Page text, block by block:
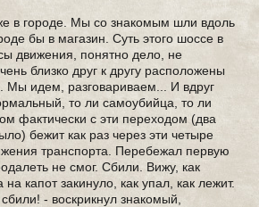
в городе. Мы со знакомым шли вдоль
бы в магазин. Суть этого шоссе в
движения, понятно дело, не
близко друг к другу расположены
Мы идем, разговариваем... И вдруг
то ли самоубийца, то ли
фактически с эти переходом (два
бежит как раз через эти четыре
транспорта. Перебежал первую
не смог. Сбили. Вижу, как
на капот закинуло, как упал, как лежит.
- воскрикнул знакомый,